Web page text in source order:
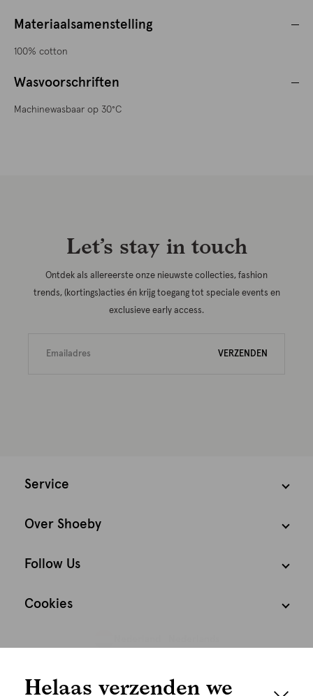
Materiaalsamenstelling
100% cotton
Wasvoorschriften
Machinewasbaar op 30°C
Let’s stay in touch
Ontdek als allereerste onze nieuwste collecties, fashion
trends, (kortings)acties én krijg toegang tot speciale events en
exclusieve early access.
VERZENDEN
Service
Over Shoeby
Follow Us
Cookies
Helaas verzenden we